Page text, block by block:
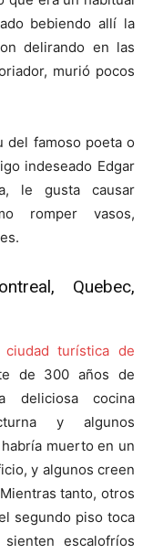
bebiendo allí la
delirando en las
murió pocos
del famoso poeta o
indeseado Edgar
le gusta causar
romper vasos,
Quebec,
ciudad turística de
de 300 años de
deliciosa cocina
y algunos
muerto en un
y algunos creen
tanto, otros
segundo piso toca
escalofríos